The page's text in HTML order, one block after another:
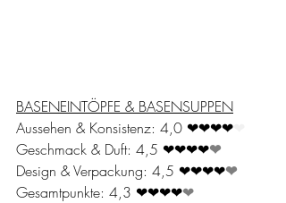
BASENEINTÖPFE & BASENSUPPEN
Aussehen & Konsistenz: 4,0 ❤❤❤❤
Geschmack & Duft: 4,5 ❤❤❤❤❤
Design & Verpackung: 4,5 ❤❤❤❤❤
Gesamtpunkte: 4,3 ❤❤❤❤❤